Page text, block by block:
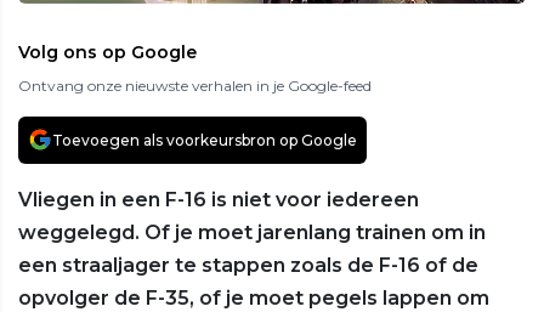
Volg ons op Google
Ontvang onze nieuwste verhalen in je Google-feed
Toevoegen als voorkeursbron op Google
Vliegen in een F-16 is niet voor iedereen
weggelegd. Of je moet jarenlang trainen om in
een straaljager te stappen zoals de F-16 of de
opvolger de F-35, of je moet pegels lappen om